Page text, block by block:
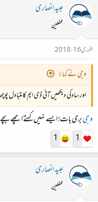
عبید انصاری
محفلین
جنوری 16، 2018
وجی نے کہا:
اور سادگی دیکھیں آئی ڈی ایم کا متبادل
وجیبری بات! ایسے نہیں کہتے اچھے بچے
1
1
عبید انصاری
محفلین